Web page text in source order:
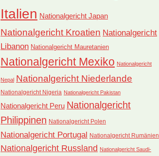
Italien Nationalgericht Japan
Nationalgericht Kroatien Nationalgericht
Libanon Nationalgericht Mauretanien
Nationalgericht Mexiko Nationalgericht
Nepal Nationalgericht Niederlande
Nationalgericht Nigeria Nationalgericht Pakistan
Nationalgericht Peru Nationalgericht
Philippinen Nationalgericht Polen
Nationalgericht Portugal Nationalgericht Rumänien
Nationalgericht Russland Nationalgericht Saudi-